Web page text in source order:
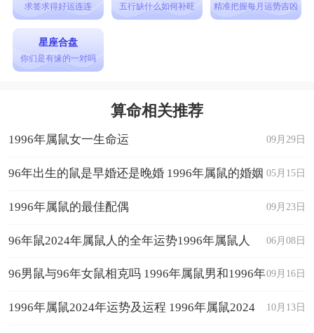
龙年宝宝几时出生吉利
1、辰时(上午7点到9点)
在中国传统文化中，辰时被认为是一个非常适
非常强大的财富运势和事业运势。此外，辰时出生
的宝宝还将具有创造性和创新能力，对于宝宝的未
来职业发展也非常有利。
在中国传统文化中，午时被认为是一个非常吉
祥的时辰。在龙年中，午时出生的宝宝将拥有非常
求签求得好运连连 五行缺什么如何补旺 精准把握每月运势吉凶
星座合盘
你们是有缘的一对吗
算命相关推荐
09月29日
1996年属鼠女一生命运
05月15日
96年出生的鼠是早婚还是晚婚 1996年属鼠的婚姻
配对 09月23日
1996年属鼠的最佳配偶
06月08日
96年鼠2024年属鼠人的全年运势1996年属鼠人
2024年运势及运程 09月16日
96男鼠与96年女鼠相克吗 1996年属鼠男和1996年
属鼠女配吗 10月13日
1996年属鼠2024年运势及运程 1996年属鼠2024